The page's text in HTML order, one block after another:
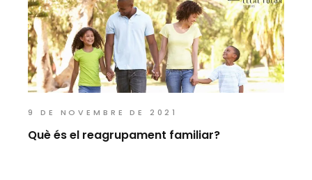
9 DE NOVEMBRE DE 2021
Què és el reagrupament familiar?